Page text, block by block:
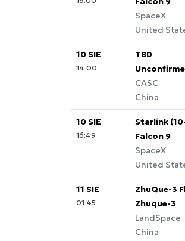
SpaceX
United
10 SIE
14:00
TBD
CASC
China
10 SIE
16:49
Starlink
Falcon 9
SpaceX
United
11 SIE
01:45
ZhuQue-3
Zhuque-3
LandSpace
China